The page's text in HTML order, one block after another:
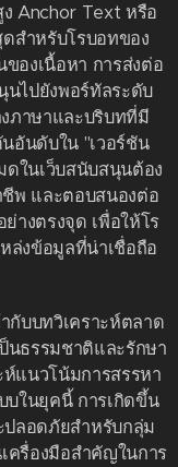
Anchor Text หรือ
สำหรับโรบอทของ
ของเนื้อหา การส่งต่อ
นไปยังพอร์ทัลระดับ
ภาษาและบริบทที่มี
อันดับใน "เวอร์ชัน
ดในเว็บสนับสนุนต้อง
พ และตอบสนองต่อ
างตรงจุด เพื่อให้โร
ล่งข้อมูลที่น่าเชื่อถือ
กับบทวิเคราะห์ตลาด
นธรรมชาติและรักษา
แนวโน้มการสรรหา
บในยุคนี้ การเกิดขึ้น
ปลอดภัยสำหรับกลุ่ม
ครื่องมือสำคัญในการ